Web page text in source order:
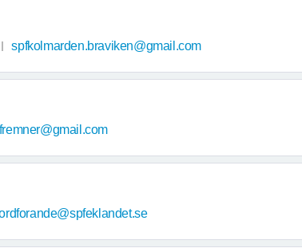
spfkolmarden.braviken@gmail.com